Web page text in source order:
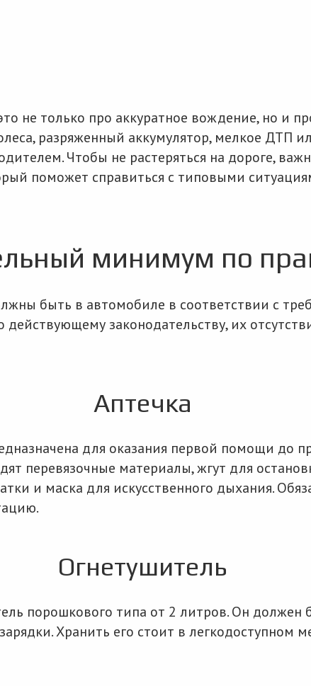
не только про аккуратное вождение, но и
разряженный аккумулятор, мелкое ДТП
Чтобы не растеряться на дороге,
поможет справиться с типовыми
минимум по
быть в автомобиле в соответствии с
законодательству, их
Аптечка
для оказания первой помощи до
перевязочные материалы, жгут для
и маска для искусственного дыхания.
Огнетушитель
порошкового типа от 2 литров. Он должен
Хранить его стоит в легкодоступном